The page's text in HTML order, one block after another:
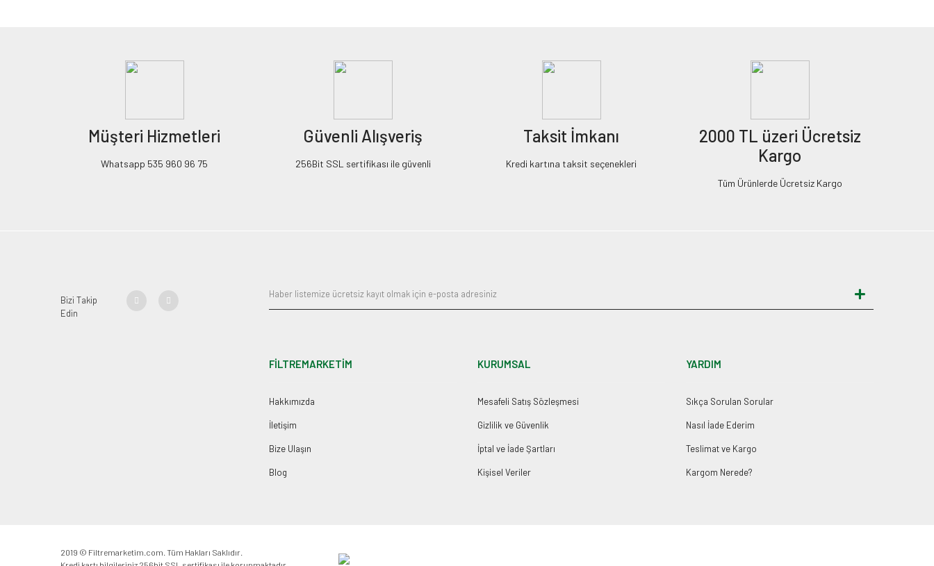
Müşteri Hizmetleri
Whatsapp 535 960 96 75
Güvenli Alışveriş
256Bit SSL sertifikası ile güvenli
Taksit İmkanı
Kredi kartına taksit seçenekleri
2000 TL üzeri Ücretsiz
Kargo
Tüm Ürünlerde Ücretsiz Kargo
Bizi Takip
Edin
FİLTREMARKETİM
Hakkımızda
İletişim
Bize Ulaşın
Blog
KURUMSAL
Mesafeli Satış Sözleşmesi
Gizlilik ve Güvenlik
İptal ve İade Şartları
Kişisel Veriler
YARDIM
Sıkça Sorulan Sorular
Nasıl İade Ederim
Teslimat ve Kargo
Kargom Nerede?
2019 © Filtremarketim.com. Tüm Hakları Saklıdır.